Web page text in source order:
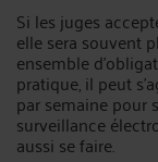
Si les juges
elle sera souvent
ensemble
pratique, il peut
par semaine pour
surveillance
aussi se faire.